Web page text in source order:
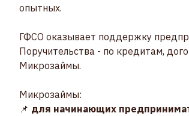
опытных.
ГФСО оказывает поддержку
Поручительства - по кредитам,
Микрозаймы.
Микрозаймы:
📌 для начинающих